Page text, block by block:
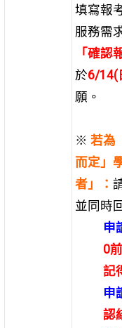
填寫報
服務需
「確認
於6/14(
願。
※ 若為
而定」
者」：
並同時
申
0前
記
申
認